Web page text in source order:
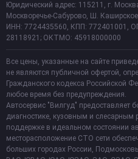
Юридический адрес: 115211, г.
Москворечье-Сабурово, Ш.
ИНН: 7724435560, КПП: 772401001,
28118921; ОКТМО: 45918000000
Все цены, указанные на сайте
не являются публичной офертой,
Гражданского кодекса Российской
любое время без предупреждения.
Автосервис "Вилгуд" предоставляет
диагностике, кузовным и
поддержке в идеальном состоянии
месторасположение СТО сети
больших городах России,